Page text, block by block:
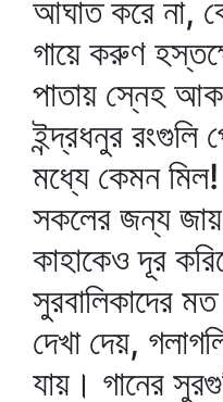
আঘাত করে না,
গায়ে করুণ
পাতায় স্নেহ
ইন্দ্রধনুর রংগুলি
মধ্যে কেমন
সকলের জন্য
কাহাকেও দূর
সুরবালিকাদের
দেখা দেয়,
যায়। গানের